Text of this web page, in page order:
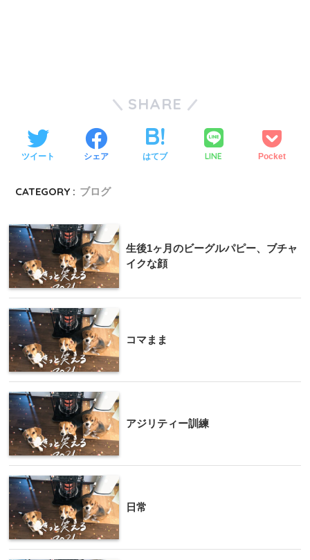
SHARE
ツイート シェア はてブ LINE Pocket
CATEGORY : ブログ
生後1ヶ月のビーグルパピー、ブチャ
イクな顔
コマまま
アジリティー訓練
日常